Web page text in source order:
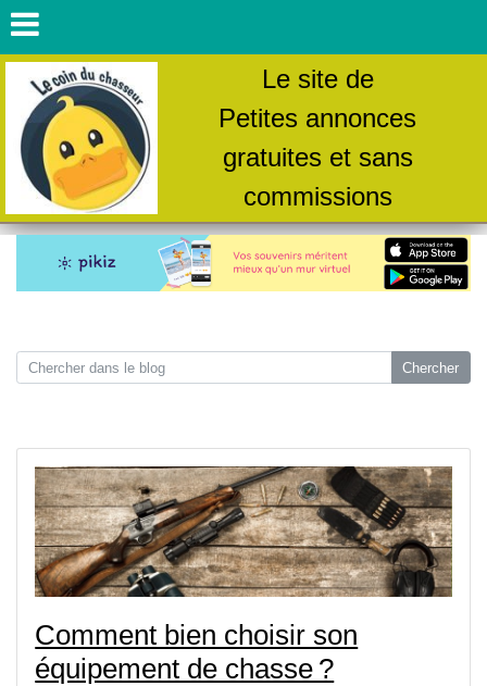
Le site de
Petites annonces
gratuites et sans
commissions
Comment bien choisir son
équipement de chasse ?